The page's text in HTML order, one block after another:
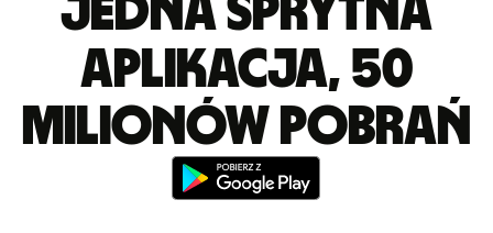
Jedna sprytna
aplikacja, 50
milionów pobrań